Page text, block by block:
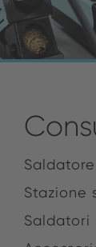
Stazione
Saldatori